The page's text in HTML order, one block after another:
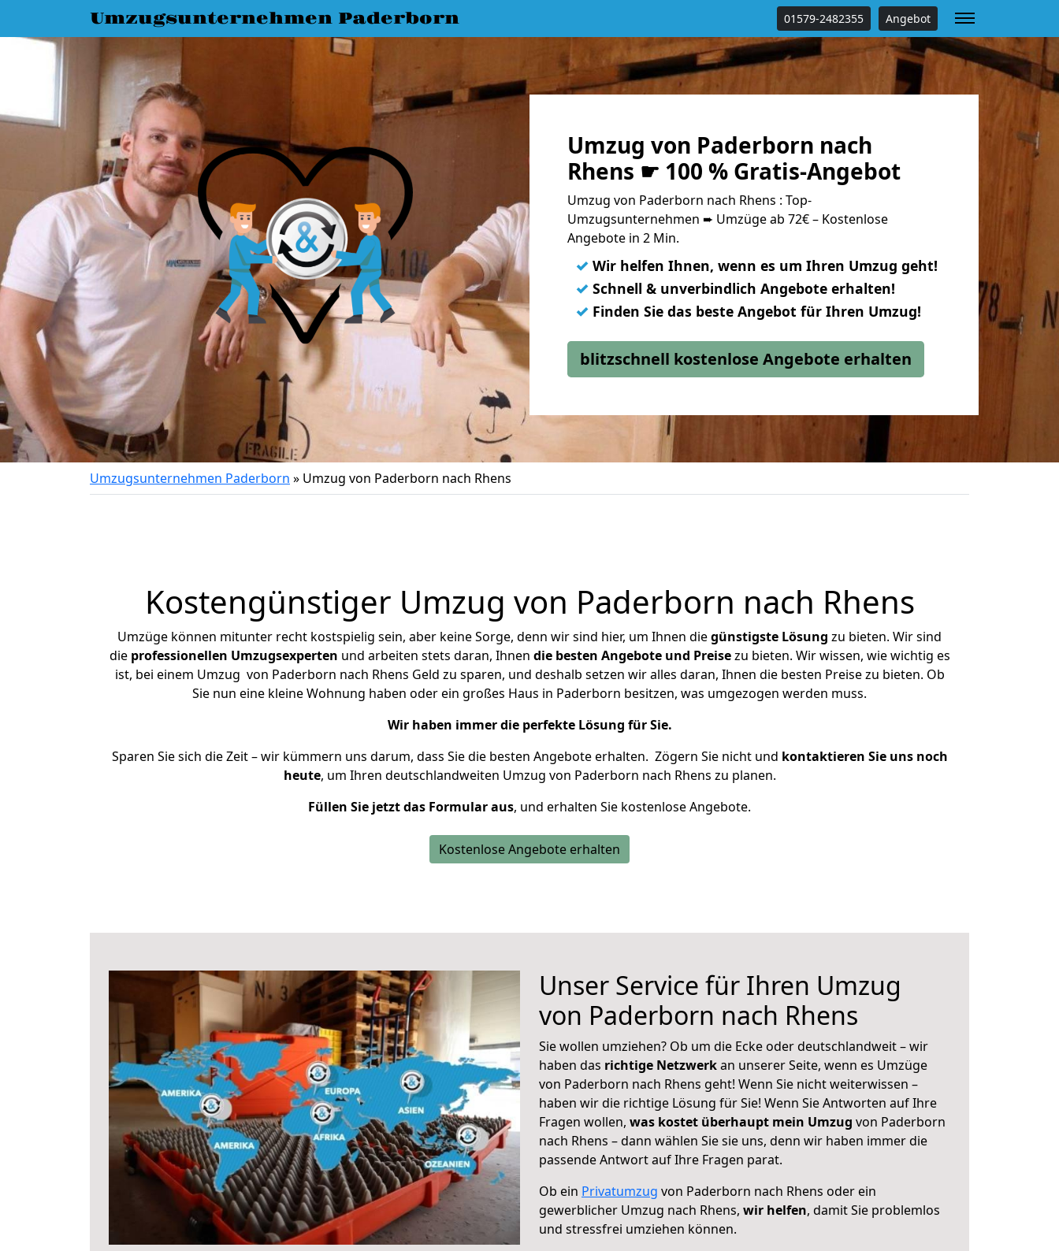
Umzugsunternehmen Paderborn 01579-2482355 Angebot
Umzug von Paderborn nach
Rhens ☛ 100 % Gratis-Angebot
Umzug von Paderborn nach Rhens : Top-
Umzugsunternehmen ➨ Umzüge ab 72€ – Kostenlose
Angebote in 2 Min.
✓ Wir helfen Ihnen, wenn es um Ihren Umzug geht!
✓ Schnell & unverbindlich Angebote erhalten!
✓ Finden Sie das beste Angebot für Ihren Umzug!
blitzschnell kostenlose Angebote erhalten
Umzugsunternehmen Paderborn » Umzug von Paderborn nach Rhens
Kostengünstiger Umzug von Paderborn nach Rhens
Umzüge können mitunter recht kostspielig sein, aber keine Sorge, denn wir sind hier, um Ihnen diegünstigste Lösung zu bieten. Wir sind
die professionellen Umzugsexperten und arbeiten stets daran, Ihnen die besten Angebote und Preisezu bieten. Wir wissen, wie wichtig es
ist, bei einem Umzug von Paderborn nach Rhens Geld zu sparen, und deshalb setzen wir alles daran, Ihnen die besten Preise zu bieten. Ob
Sie nun eine kleine Wohnung haben oder ein großes Haus in Paderborn besitzen, was umgezogen werden muss.
Wir haben immer die perfekte Lösung für Sie.
Sparen Sie sich die Zeit – wir kümmern uns darum, dass Sie die besten Angebote erhalten. Zögern Sie nicht und kontaktieren Sie uns noch
heute, um Ihren deutschlandweiten Umzug von Paderborn nach Rhens zu planen.
Füllen Sie jetzt das Formular aus, und erhalten Sie kostenlose Angebote.
Kostenlose Angebote erhalten
Unser Service für Ihren Umzug
von Paderborn nach Rhens
Sie wollen umziehen? Ob um die Ecke oder deutschlandweit – wir
haben das richtige Netzwerkan unserer Seite, wenn es Umzüge
von Paderborn nach Rhens geht! Wenn Sie nicht weiterwissen –
haben wir die richtige Lösung für Sie! Wenn Sie Antworten auf Ihre
Fragen wollen, was kostet überhaupt mein Umzug von Paderborn
nach Rhens – dann wählen Sie sie uns, denn wir haben immer die
passende Antwort auf Ihre Fragen parat.
Ob ein Privatumzug von Paderborn nach Rhens oder ein
gewerblicher Umzug nach Rhens, wir helfen, damit Sie problemlos
und stressfrei umziehen können.